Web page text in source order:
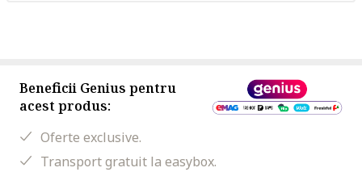
Beneficii Genius pentru
acest produs:
Oferte exclusive.
Transport gratuit la easybox.